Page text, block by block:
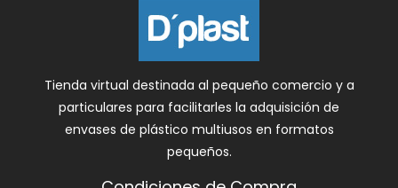
Tienda virtual destinada al pequeño comercio y a
particulares para facilitarles la adquisición de
envases de plástico multiusos en formatos
pequeños.